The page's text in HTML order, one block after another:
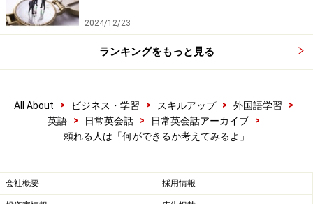
2024/12/23
ランキングをもっと見る
All About > ビジネス・学習 > スキルアップ > 外国語学習
>
英語
> 日常英会話 > 日常英会話アーカイブ
>
頼れる人は「何ができるか考えてみるよ」
会社概要 採用情報